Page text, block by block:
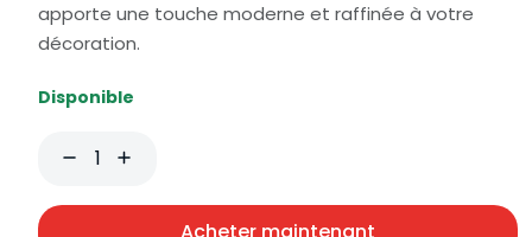
apporte une touche moderne et raffinée à votre
décoration.
Disponible